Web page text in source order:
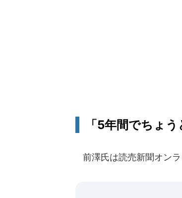
「5年間でちょ
前澤氏は読売新聞オンラ